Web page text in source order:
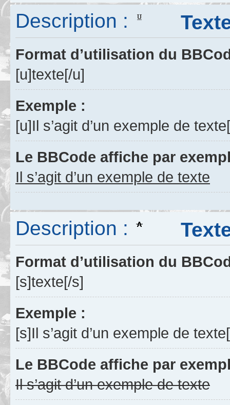
Description : Texte
Format d’utilisation du
[u]texte[/u]
Exemple :
[u]Il s’agit d’un exemple de
Le BBCode affiche par
Il s’agit d’un exemple de texte
Description : Texte
Format d’utilisation du
[s]texte[/s]
Exemple :
[s]Il s’agit d’un exemple de
Le BBCode affiche par
Il s’agit d’un exemple de texte